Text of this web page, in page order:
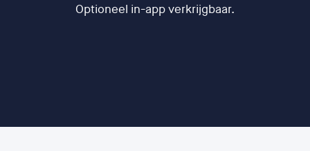
Optioneel in-app verkrijgbaar.